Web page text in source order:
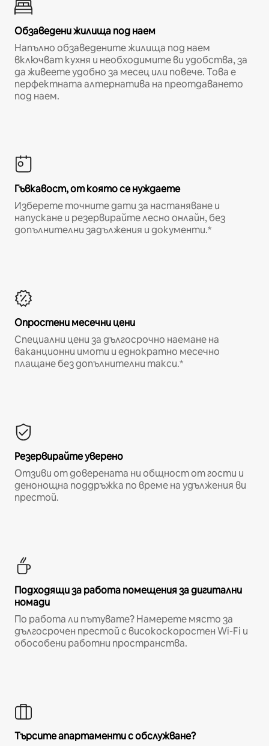
Обзаведени жилища под наем
Напълно обзаведените жилища под наем
включват кухня и необходимите ви удобства, за
да живеете удобно за месец или повече. Това е
перфектната алтернатива на преотдаването
под наем.
Гъвкавост, от която се нуждаете
Изберете точните дати за настаняване и
напускане и резервирайте лесно онлайн, без
допълнителни задължения и документи.*
Опростени месечни цени
Специални цени за дългосрочно наемане на
ваканционни имоти и еднократно месечно
плащане без допълнителни такси.*
Резервирайте уверено
Отзиви от доверената ни общност от гости и
денонощна поддръжка по време на удължения ви
престой.
Подходящи за работа помещения за дигитални
номади
По работа ли пътувате? Намерете място за
дългосрочен престой с високоскоростен Wi-Fi и
обособени работни пространства.
Търсите апартаменти с обслужване?